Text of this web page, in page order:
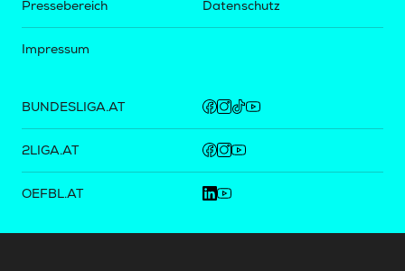
Pressebereich
Impressum
Datenschutz
BUNDESLIGA.AT
2LIGA.AT
OEFBL.AT